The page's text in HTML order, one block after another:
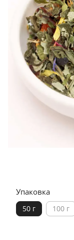
Упаковка
50 г 100 г